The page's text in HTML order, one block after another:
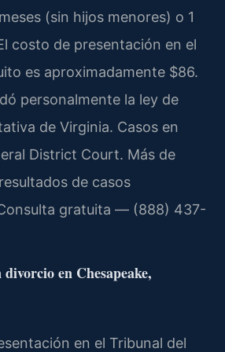
(sin hijos menores) o 1
costo de presentación en el
es aproximadamente $86.
personalmente la ley de
de Virginia. Casos en
District Court. Más de
de casos
gratuita — (888) 437-
en Chesapeake,
en el Tribunal del